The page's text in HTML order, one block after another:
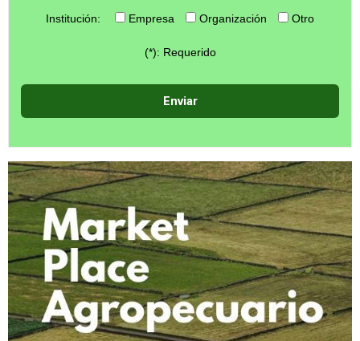
Institución: Empresa Organización Otro
(*): Requerido